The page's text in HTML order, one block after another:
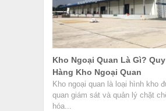
Kho Ngoại Quan Là Gì?
Hàng Kho Ngoại Quan
Kho ngoại quan là loại hình kho
quan giám sát và quản lý chặt
hóa...